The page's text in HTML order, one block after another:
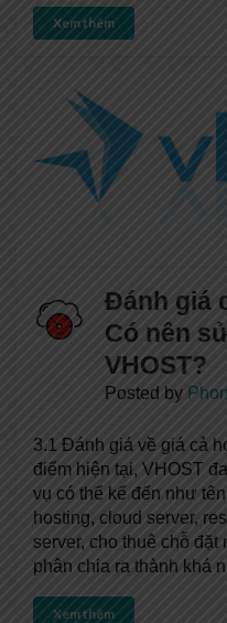
Xem thêm
Đánh giá
Có nên
VHOST?
Posted by
3.1 Đánh giá về giá cả
điểm hiện tại, VHOST
vụ có thể kể đến như
hosting, cloud server,
server, cho thuê chỗ
phân chia ra thành khá
Xem thêm